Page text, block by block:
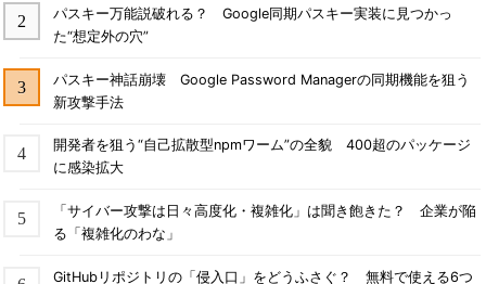
パスキー万能説破れる？ Google同期パスキー実装に見つかっ
た“想定外の穴”
パスキー神話崩壊 Google Password Managerの同期機能を狙う
新攻撃手法
開発者を狙う“自己拡散型npmワーム”の全貌 400超のパッケージ
に感染拡大
「サイバー攻撃は日々高度化・複雑化」は聞き飽きた？ 企業が陥
る「複雑化のわな」
GitHubリポジトリの「侵入口」をどうふさぐ？ 無料で使える6つ